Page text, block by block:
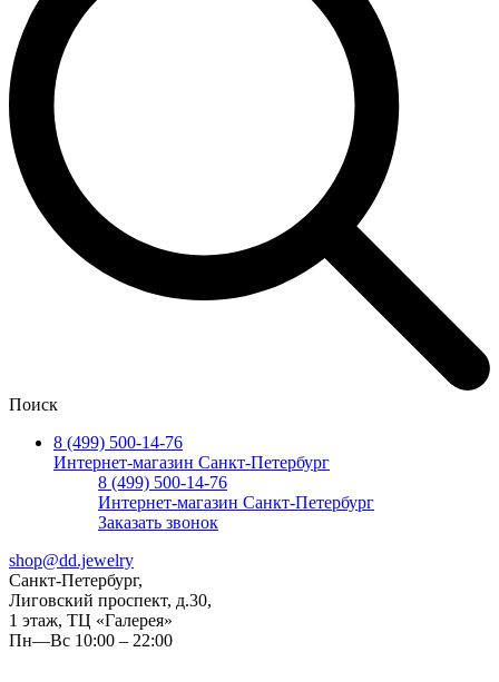
Поиск
8 (499) 500-14-76
Интернет-магазин Санкт-Петербург
8 (499) 500-14-76
Интернет-магазин Санкт-Петербург
Заказать звонок
shop@dd.jewelry
Санкт-Петербург,
Лиговский проспект, д.30,
1 этаж, ТЦ «Галерея»
Пн—Вс 10:00 – 22:00